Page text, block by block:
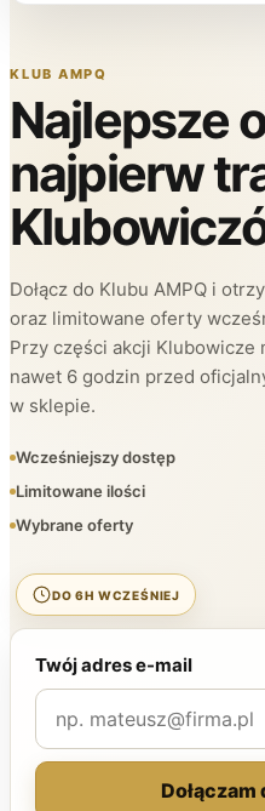
KLUB AMPQ
Najlepsze
najpierw
Dołącz do Klubu AMPQ i
oraz limitowane oferty
Przy części akcji Klubowicze
nawet 6 godzin przed
w sklepie.
Wcześniejszy dostęp
Limitowane ilości
Wybrane oferty
DO 6H WCZEŚNIEJ
Twój adres e-mail
Dołączam